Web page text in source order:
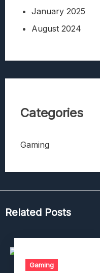
January 2025
August 2024
Categories
Gaming
Related Posts
Gaming